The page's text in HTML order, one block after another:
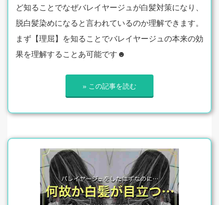
ど知ることでなぜバレイヤージュが白髪対策になり、
脱白髪染めになると言われているのか理解できます。
まず【理屈】を知ることでバレイヤージュの本来の効
果を理解することあ可能です☻
» この記事を読む